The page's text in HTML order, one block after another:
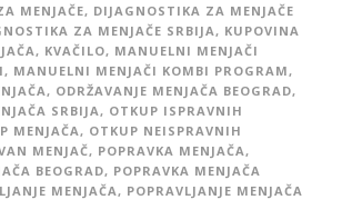
MENJAČE, DIJAGNOSTIKA ZA MENJAČE
ZA MENJAČE SRBIJA , KUPOVINA
, KVAČILO, MANUELNI MENJAČI
, MANUELNI MENJAČI KOMBI PROGRAM ,
, ODRŽAVANJE MENJAČA BEOGRAD,
SRBIJA , OTKUP ISPRAVNIH
MENJAČA , OTKUP NEISPRAVNIH
MENJAČ, POPRAVKA MENJAČA ,
BEOGRAD, POPRAVKA MENJAČA
MENJAČA , POPRAVLJANJE MENJAČA